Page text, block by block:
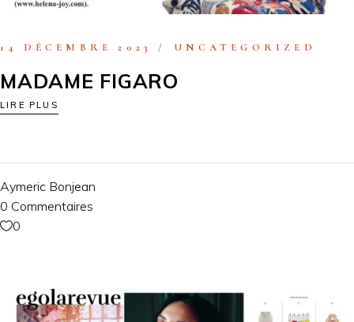
14 DÉCEMBRE 2023 UNCATEGORIZED
MADAME FIGARO
LIRE PLUS
Aymeric Bonjean
0 Commentaires
0